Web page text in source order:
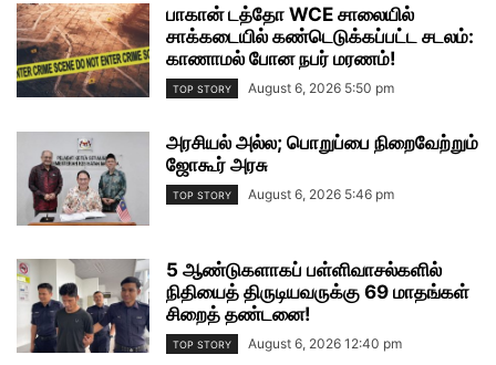
பாகான் டத்தோ WCE சாலையில்
சாக்கடையில் கண்டெடுக்கப்பட்ட சடலம்:
காணாமல் போன நபர் மரணம்!
TOP STORY August 6, 2026 5:50 pm
அரசியல் அல்ல; பொறுப்பை நிறைவேற்றும்
ஜோகூர் அரசு
TOP STORY August 6, 2026 5:46 pm
5 ஆண்டுகளாகப் பள்ளிவாசல்களில்
நிதியைத் திருடியவருக்கு 69 மாதங்கள்
சிறைத் தண்டனை!
TOP STORY August 6, 2026 12:40 pm